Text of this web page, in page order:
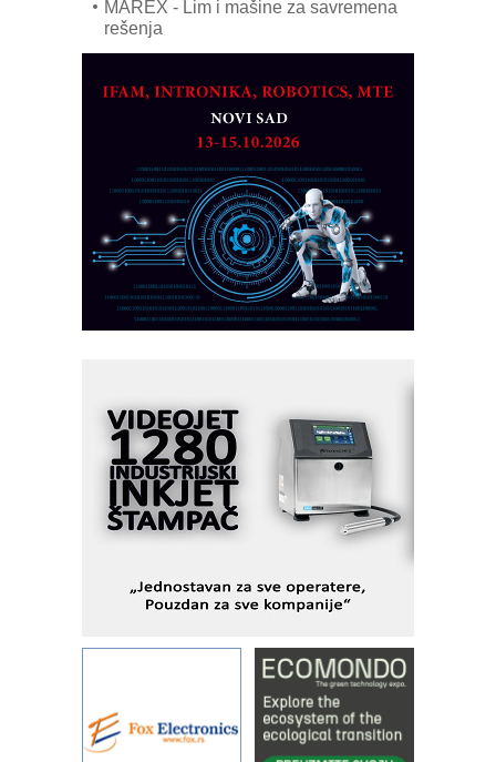
MAREX - Lim i mašine za savremena
rešenja
partner
CTO - Prilagodite svoju toplinsku
Razvoj asortimanskog pravca MINI-
PLC AKYTEC
AUKOM: Svetski standard metrologije
dostupan u Srbiji
MOTOMAN – NEXT-Robotika vođena
veštačkom inteligencijom
I.SAFE MOBILE revolucioniše
Fleksibilno stezanje i brzo
podešavanje u proizvodnji prototipova
KIP KOP – napredna rešenja za
savremene industrijske i logističke
objekte
Alba d.o.o. – 35 godina preciznosti u
IBeRTIM - oprema za ispitivanje
STAUFF – Komponente koje
povećavaju pouzdanost hidrauličkih
YAMADA pumpe – japanska
pouzdanost u transferu fluida